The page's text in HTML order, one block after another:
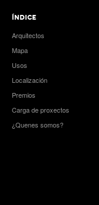
ÍNDICE
Arquitectos
Mapa
Usos
Localización
Premios
Carga de proxectos
¿Quenes somos?